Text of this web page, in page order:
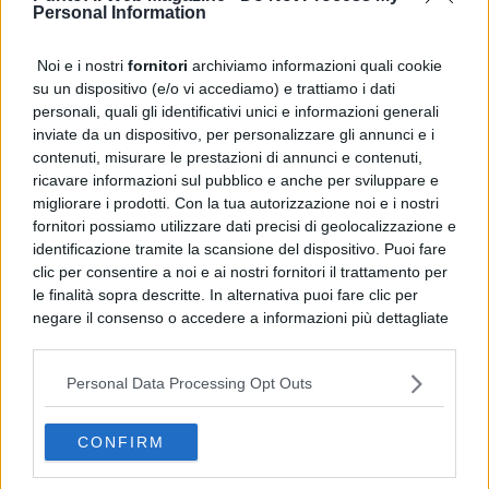
Personal Information
Noi e i nostri fornitori archiviamo informazioni quali cookie
su un dispositivo (e/o vi accediamo) e trattiamo i dati
personali, quali gli identificativi unici e informazioni generali
inviate da un dispositivo, per personalizzare gli annunci e i
contenuti, misurare le prestazioni di annunci e contenuti,
ricavare informazioni sul pubblico e anche per sviluppare e
migliorare i prodotti. Con la tua autorizzazione noi e i nostri
fornitori possiamo utilizzare dati precisi di geolocalizzazione e
identificazione tramite la scansione del dispositivo. Puoi fare
clic per consentire a noi e ai nostri fornitori il trattamento per
le finalità sopra descritte. In alternativa puoi fare clic per
negare il consenso o accedere a informazioni più dettagliate
possono non richiedere il tuo consenso, ma hai il diritto di
opporti a tale trattamento. Le tue preferenze si
applicheranno solo a questo sito web. Puoi modificare le tue
preferenze in qualsiasi momento ritornando su questo sito o
consultando la nostrainformativa sulla riservatezza.
Personal Data Processing Opt Outs
CONFIRM